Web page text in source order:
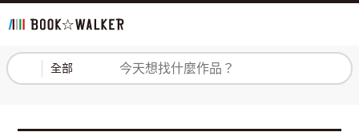
全部 登入 註冊